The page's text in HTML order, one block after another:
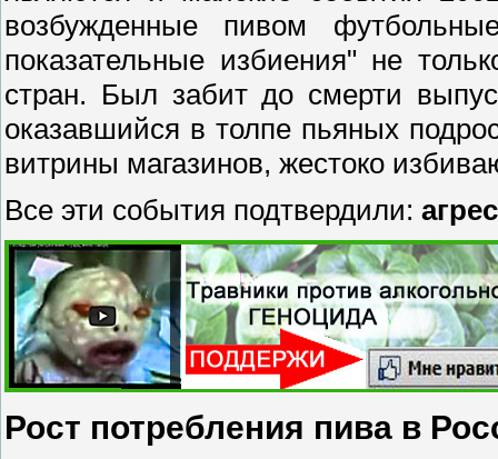
возбужденные пивом
показательные избиения" не
стран. Был забит до смерти
оказавшийся в толпе пьяных
витрины магазинов, жестоко
Все эти события подтвердили:
Рост потребления пива в